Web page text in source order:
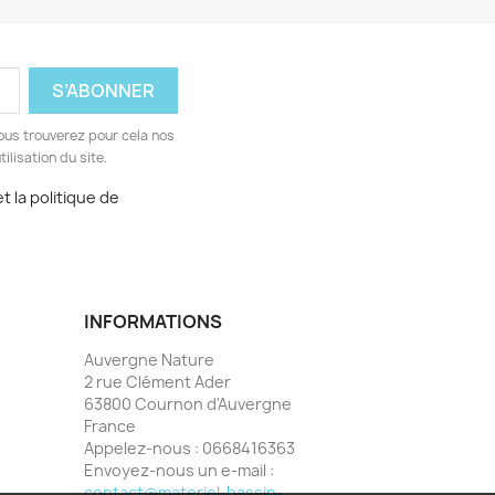
trouverez pour cela nos
du site.
la politique de
INFORMATIONS
Auvergne Nature
2 rue Clément Ader
63800 Cournon d'Auvergne
France
Appelez-nous : 0668416363
Envoyez-nous un e-mail :